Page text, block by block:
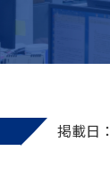
掲載日